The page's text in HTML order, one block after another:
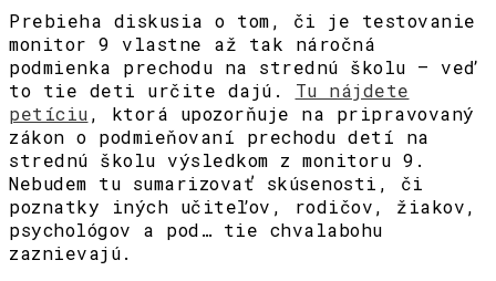
Prebieha diskusia o tom, či je testovanie
monitor 9 vlastne až tak náročná
podmienka prechodu na strednú školu – veď
to tie deti určite dajú. Tu nájdete
petíciu, ktorá upozorňuje na pripravovaný
zákon o podmieňovaní prechodu detí na
strednú školu výsledkom z monitoru 9.
Nebudem tu sumarizovať skúsenosti, či
poznatky iných učiteľov, rodičov, žiakov,
psychológov a pod… tie chvalabohu
zaznievajú.